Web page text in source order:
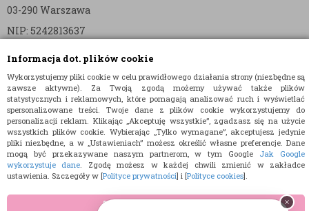
Informacja dot. plików cookie
Wykorzystujemy pliki cookie w celu prawidłowego działania strony (niezbędne są
zawsze aktywne). Za Twoją zgodą możemy używać także plików
statystycznych i reklamowych, które pomagają analizować ruch i wyświetlać
spersonalizowane treści. Twoje dane z plików cookie wykorzystujemy do
personalizacji reklam. Klikając „Akceptuję wszystkie”, zgadzasz się na użycie
wszystkich plików cookie. Wybierając „Tylko wymagane”, akceptujesz jedynie
pliki niezbędne, a w „Ustawieniach” możesz określić własne preferencje. Dane
mogą być przekazywane naszym partnerom, w tym Google Jak Google
wykorzystuje dane. Zgodę możesz w każdej chwili zmienić w zakładce
ustawienia. Szczegóły w [Polityce prywatności] i [Polityce cookies].
AKCEPTUJĘ WSZYSTKIE
03-290 Warszawa
NIP: 5242813637
Nr konta (mBank):
36 1140 2004 0000 3902 8144 2737
© 2015 E-TORT.PL - WSZELKIE PRAWA ZASTRZEŻONE
PROJEKT I OPROGRAMOWANIE SKLEPU:EBEXO